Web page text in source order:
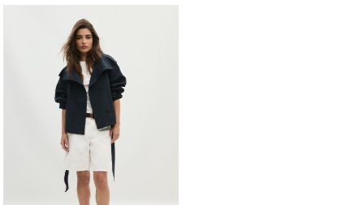
dezelfde stof. Verkrijgbaar in verschillende